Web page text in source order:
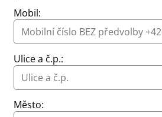
Mobil:
Ulice a č.p.:
Město: